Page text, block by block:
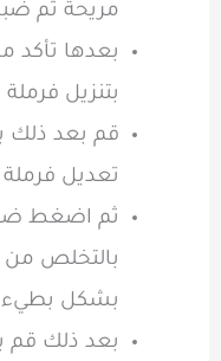
مريحة ثم ضبط
بعدها تأكد
بتنزيل فرملة
قم بعد ذلك
تعديل فرملة
ثم اضغط
بالتخلص من
بشكل
بعد ذلك قم